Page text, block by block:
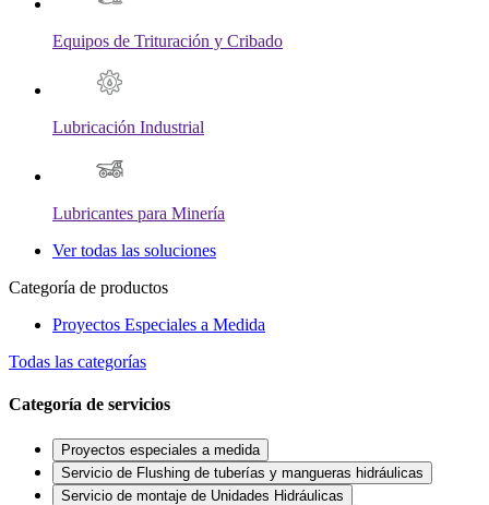
Equipos de Trituración y Cribado
Lubricación Industrial
Lubricantes para Minería
Ver todas las soluciones
Categoría de productos
Proyectos Especiales a Medida
Todas las categorías
Categoría de servicios
Proyectos especiales a medida
Servicio de Flushing de tuberías y mangueras hidráulicas
Servicio de montaje de Unidades Hidráulicas